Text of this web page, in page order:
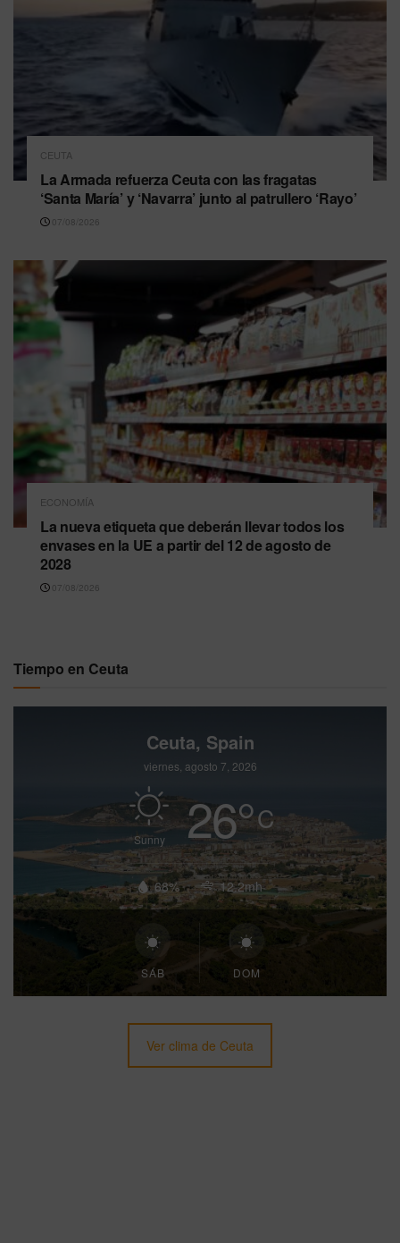
CEUTA
La Armada refuerza Ceuta con las fragatas
‘Santa María’ y ‘Navarra’ junto al patrullero ‘Rayo’
07/08/2026
ECONOMÍA
La nueva etiqueta que deberán llevar todos los
envases en la UE a partir del 12 de agosto de
2028
07/08/2026
Tiempo en Ceuta
Ceuta, Spain
viernes, agosto 7, 2026
Sunny 26°C
68% 12.2mh
SÁB DOM
Ver clima de Ceuta